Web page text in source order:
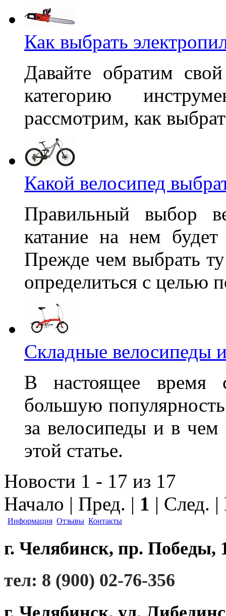
Как выбрать
Давайте обратим
категорию
рассмотрим, как
Какой велосипед
Правильный выбор
катание на нем
Прежде чем выбрать
определиться с целью
Складные велосипеды
В настоящее время
большую
за велосипеды и в
этой статье.
Новости 1 - 17 из 17
Начало | Пред. | 1 | След.
Информация Отзывы Контакты
г. Челябинск, пр. Победы,
тел: 8 (900) 02-76-356